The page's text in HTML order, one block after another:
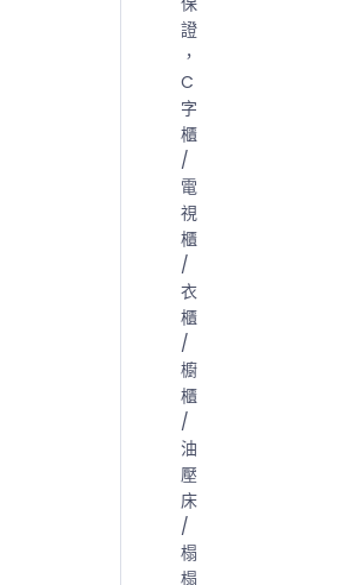
證
，
C
字
櫃
/
電
視
櫃
/
衣
櫃
/
櫥
櫃
/
油
壓
床
/
榻
榻